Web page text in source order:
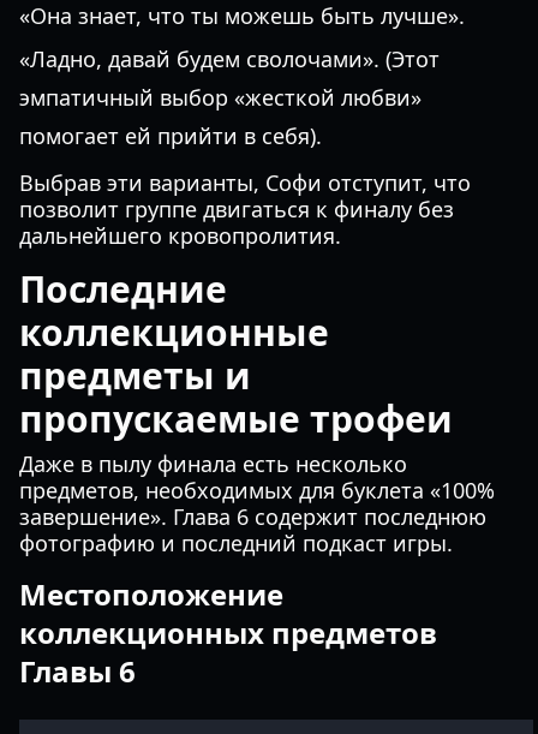
«Она знает, что ты можешь быть лучше».
«Ладно, давай будем сволочами». (Этот
эмпатичный выбор «жесткой любви»
помогает ей прийти в себя).
Выбрав эти варианты, Софи отступит, что
позволит группе двигаться к финалу без
дальнейшего кровопролития.
Последние
коллекционные
предметы и
пропускаемые трофеи
Даже в пылу финала есть несколько
предметов, необходимых для буклета «100%
завершение». Глава 6 содержит последнюю
фотографию и последний подкаст игры.
Местоположение
коллекционных предметов
Главы 6